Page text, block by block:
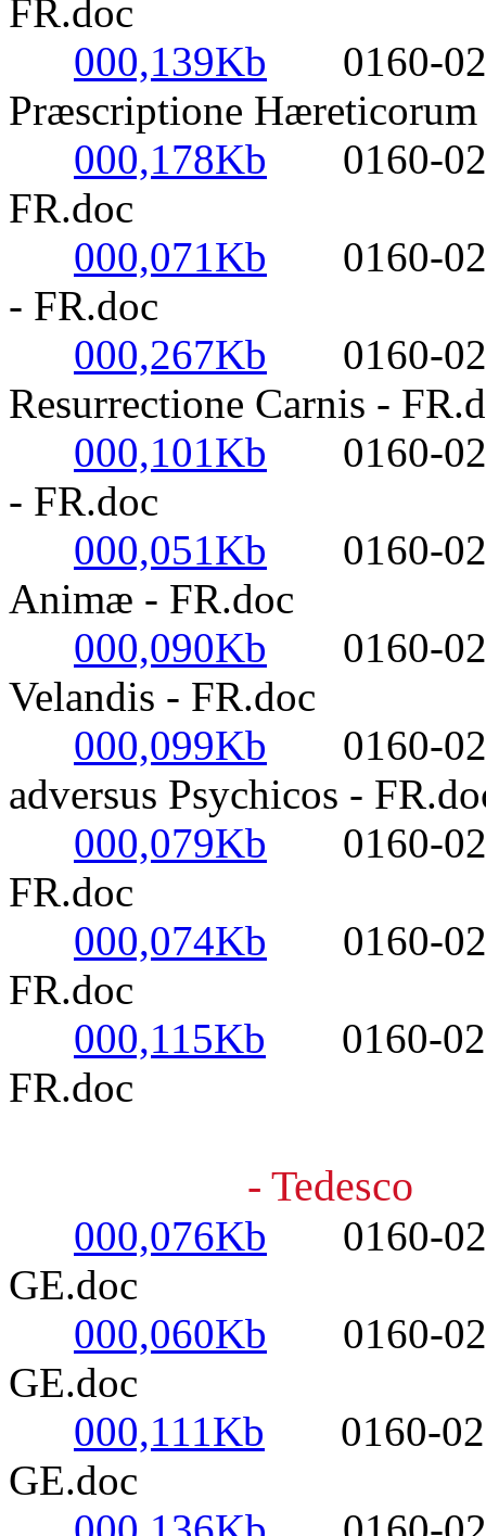
FR.doc
000,139Kb 0160-
Præscriptione Hæreticorum
000,178Kb 0160-
FR.doc
000,071Kb 0160-
- FR.doc
000,267Kb 0160-
Resurrectione Carnis -
000,101Kb 0160-
- FR.doc
000,051Kb 0160-
Animæ - FR.doc
000,090Kb 0160-
Velandis - FR.doc
000,099Kb 0160-
adversus Psychicos -
000,079Kb 0160-
FR.doc
000,074Kb 0160-
FR.doc
000,115Kb 0160-
FR.doc
- Tedesco
000,076Kb 0160-
GE.doc
000,060Kb 0160-
GE.doc
000,111Kb 0160-
GE.doc